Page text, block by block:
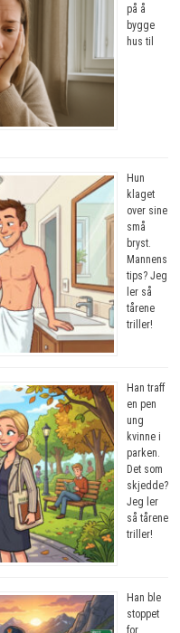
på å
bygge
hus til
Hun
klaget
over sine
små
bryst.
Mannens
tips? Jeg
ler så
tårene
triller!
Han traff
en pen
ung
kvinne i
parken.
Det som
skjedde?
Jeg ler
så tårene
triller!
Han ble
stoppet
for